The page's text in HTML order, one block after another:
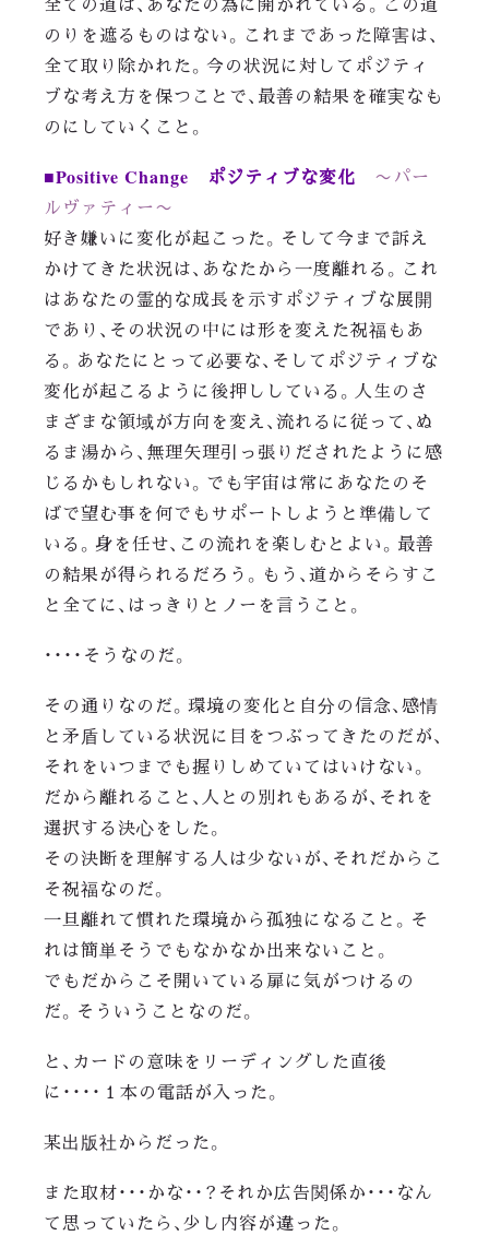
のりを遮るものはない。これまであった障害は、
全て取り除かれた。今の状況に対してポジティ
ブな考え方を保つことで、最善の結果を確実なも
のにしていくこと。
■Positive Change ポジティブな変化
〜パー
ルヴァティー〜
好き嫌いに変化が起こった。そして今まで訴え
かけてきた状況は、あなたから一度離れる。これ
はあなたの霊的な成長を示すポジティブな展開
であり、その状況の中には形を変えた祝福もあ
る。あなたにとって必要な、そしてポジティブな
変化が起こるように後押ししている。人生のさ
まざまな領域が方向を変え、流れるに従って、ぬ
るま湯から、無理矢理引っ張りだされたように感
じるかもしれない。でも宇宙は常にあなたのそ
ばで望む事を何でもサポートしようと準備して
いる。身を任せ、この流れを楽しむとよい。最善
の結果が得られるだろう。もう、道からそらすこ
と全てに、はっきりとノーを言うこと。
・・・・そうなのだ。
その通りなのだ。環境の変化と自分の信念、感情
と矛盾している状況に目をつぶってきたのだが、
それをいつまでも握りしめていてはいけない。
だから離れること、人との別れもあるが、それを
選択する決心をした。
その決断を理解する人は少ないが、それだからこ
そ祝福なのだ。
一旦離れて慣れた環境から孤独になること。そ
れは簡単そうでもなかなか出来ないこと。
でもだからこそ開いている扉に気がつけるの
だ。そういうことなのだ。
と、カードの意味をリーディングした直後
に・・・・１本の電話が入った。
某出版社からだった。
また取材・・・かな・・？それか広告関係か・・・なん
て思っていたら、少し内容が違った。